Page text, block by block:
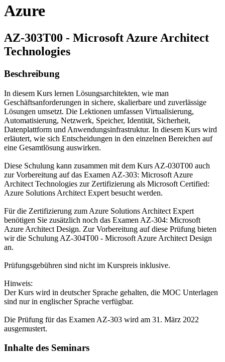
Azure
AZ-303T00 - Microsoft Azure Architect
Technologies
Beschreibung
In diesem Kurs lernen Lösungsarchitekten, wie man
Geschäftsanforderungen in sichere, skalierbare und zuverlässige
Lösungen umsetzt. Die Lektionen umfassen Virtualisierung,
Automatisierung, Netzwerk, Speicher, Identität, Sicherheit,
Datenplattform und Anwendungsinfrastruktur. In diesem Kurs wird
erläutert, wie sich Entscheidungen in den einzelnen Bereichen auf
eine Gesamtlösung auswirken.
Diese Schulung kann zusammen mit dem Kurs AZ-030T00 auch
zur Vorbereitung auf das Examen AZ-303: Microsoft Azure
Architect Technologies zur Zertifizierung als Microsoft Certified:
Azure Solutions Architect Expert besucht werden.
Für die Zertifizierung zum Azure Solutions Architect Expert
benötigen Sie zusätzlich noch das Examen AZ-304: Microsoft
Azure Architect Design. Zur Vorbereitung auf diese Prüfung bieten
wir die Schulung AZ-304T00 - Microsoft Azure Architect Design
an.
Prüfungsgebühren sind nicht im Kurspreis inklusive.
Hinweis:
Der Kurs wird in deutscher Sprache gehalten, die MOC Unterlagen
sind nur in englischer Sprache verfügbar.
Die Prüfung für das Examen AZ-303 wird am 31. März 2022
ausgemustert.
Inhalte des Seminars